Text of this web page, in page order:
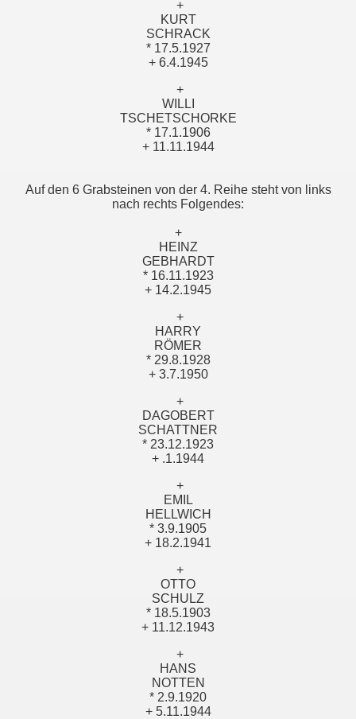
+
KURT
SCHRACK
* 17.5.1927
+ 6.4.1945
+
WILLI
TSCHETSCHORKE
* 17.1.1906
+ 11.11.1944
Auf den 6 Grabsteinen von der 4. Reihe steht von links
nach rechts Folgendes:
+
HEINZ
GEBHARDT
* 16.11.1923
+ 14.2.1945
+
HARRY
RÖMER
* 29.8.1928
+ 3.7.1950
+
DAGOBERT
SCHATTNER
* 23.12.1923
+ .1.1944
+
EMIL
HELLWICH
* 3.9.1905
+ 18.2.1941
+
OTTO
SCHULZ
* 18.5.1903
+ 11.12.1943
+
HANS
NOTTEN
* 2.9.1920
+ 5.11.1944